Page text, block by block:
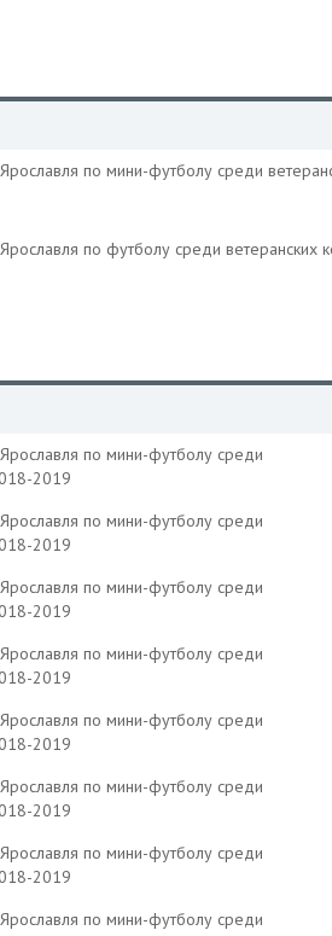
по мини-футболу среди
по футболу среди ветеранских
по мини-футболу среди
2019
по мини-футболу среди
2019
по мини-футболу среди
2019
по мини-футболу среди
2019
по мини-футболу среди
2019
по мини-футболу среди
2019
по мини-футболу среди
2019
по мини-футболу среди